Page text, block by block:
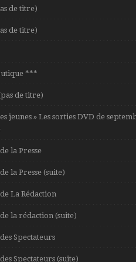
de titre)
de titre)
***
de titre)
jeunes » Les sorties DVD de
la Presse
la Presse (suite)
La Rédaction
la rédaction (suite)
Spectateurs
Spectateurs (suite)